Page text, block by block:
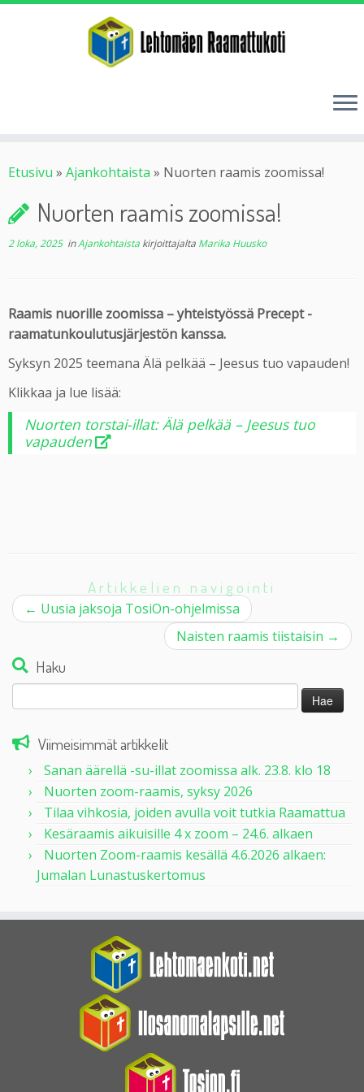
Etusivu » Ajankohtaista » Nuorten raamis zoomissa!
Nuorten raamis zoomissa!
2 loka, 2025inAjankohtaista kirjoittajalta Marika Huusko
Raamis nuorille zoomissa – yhteistyössä Precept -
raamatunkoulutusjärjestön kanssa.
Syksyn 2025 teemana Älä pelkää – Jeesus tuo vapauden!
Klikkaa ja lue lisää:
Nuorten torstai-illat: Älä pelkää – Jeesus tuo
vapauden
Artikkelien navigointi
← Uusia jaksoja TosiOn-ohjelmissa
Naisten raamis tiistaisin →
Haku
Haku:
Viimeisimmät artikkelit
Sanan äärellä -su-illat zoomissa alk. 23.8. klo 18
Nuorten zoom-raamis, syksy 2026
Tilaa vihkosia, joiden avulla voit tutkia Raamattua
Kesäraamis aikuisille 4 x zoom – 24.6. alkaen
Nuorten Zoom-raamis kesällä 4.6.2026 alkaen:
Jumalan Lunastuskertomus